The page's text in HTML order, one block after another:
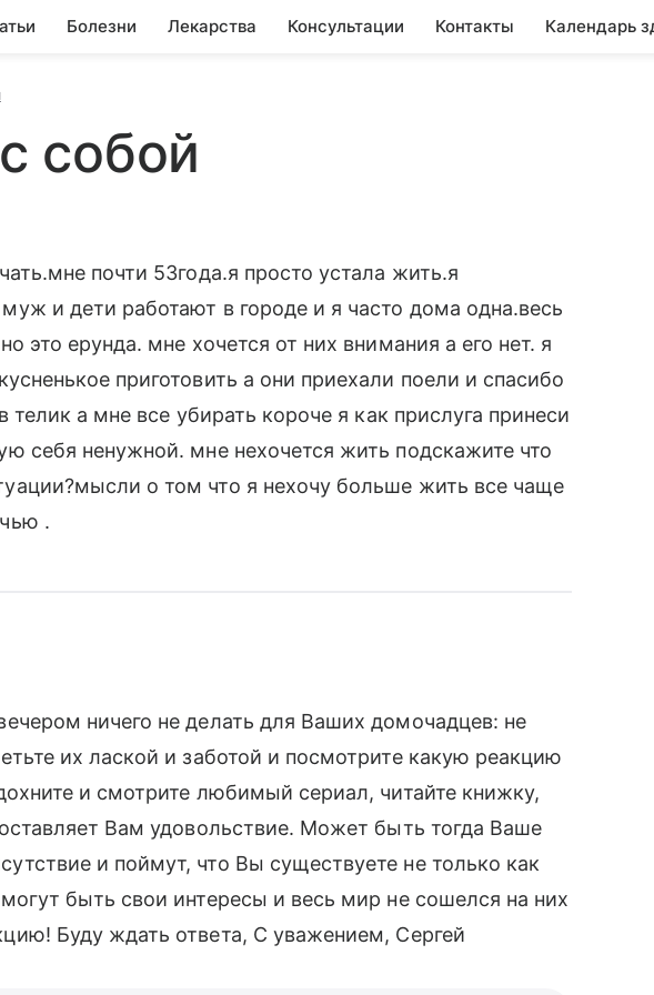
Болезни Лекарства Консультации Контакты Календарь
собой
почти 53года.я просто устала жить.я
и дети работают в городе и я часто дома одна.весь
это ерунда. мне хочется от них внимания а его нет. я
приготовить а они приехали поели и спасибо
телик а мне все убирать короче я как прислуга принеси
себя ненужной. мне нехочется жить подскажите что
о том что я нехочу больше жить все чаще
.
ничего не делать для Ваших домочадцев: не
их лаской и заботой и посмотрите какую реакцию
и смотрите любимый сериал, читайте книжку,
Вам удовольствие. Может быть тогда Ваше
и поймут, что Вы существуете не только как
быть свои интересы и весь мир не сошелся на них
Буду ждать ответа, С уважением, Сергей